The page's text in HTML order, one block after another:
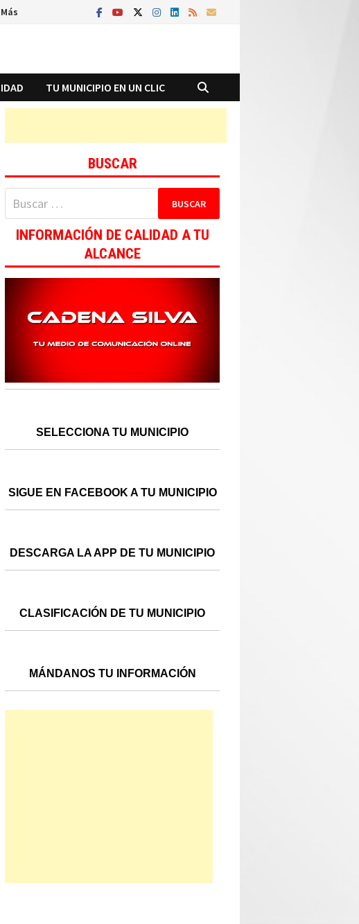
Más
TU MUNICIPIO EN UN CLIC
BUSCAR
Buscar:
INFORMACIÓN DE CALIDAD A TU
ALCANCE
SELECCIONA TU MUNICIPIO
SIGUE EN FACEBOOK A TU MUNICIPIO
DESCARGA LA APP DE TU MUNICIPIO
CLASIFICACIÓN DE TU MUNICIPIO
MÁNDANOS TU INFORMACIÓN